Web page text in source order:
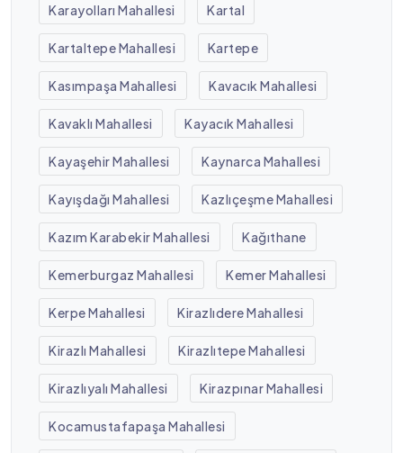
Karayolları Mahallesi Kartal
Kartaltepe Mahallesi Kartepe
Kasımpaşa Mahallesi Kavacık Mahallesi
Kavaklı Mahallesi Kayacık Mahallesi
Kayaşehir Mahallesi Kaynarca Mahallesi
Kayışdağı Mahallesi Kazlıçeşme Mahallesi
Kazım Karabekir Mahallesi Kağıthane
Kemerburgaz Mahallesi Kemer Mahallesi
Kerpe Mahallesi Kirazlıdere Mahallesi
Kirazlı Mahallesi Kirazlıtepe Mahallesi
Kirazlıyalı Mahallesi Kirazpınar Mahallesi
Kocamustafapaşa Mahallesi